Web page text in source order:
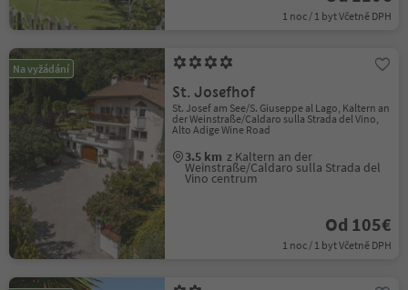
1 noc / 1 byt Včetně DPH
Na vyžádání
St. Josefhof
St. Josef am See/S. Giuseppe al Lago, Kaltern an
der Weinstraße/Caldaro sulla Strada del Vino,
Alto Adige Wine Road
3.5 km z Kaltern an der
Weinstraße/Caldaro sulla Strada del
Vino centrum
Od 105€
1 noc / 1 byt Včetně DPH